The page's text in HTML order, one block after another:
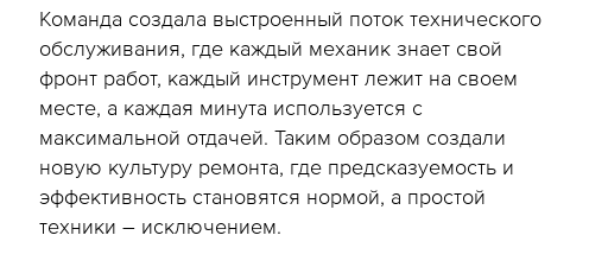
Команда создала выстроенный поток технического
обслуживания, где каждый механик знает свой
фронт работ, каждый инструмент лежит на своем
месте, а каждая минута используется с
максимальной отдачей. Таким образом создали
новую культуру ремонта, где предсказуемость и
эффективность становятся нормой, а простой
техники – исключением.